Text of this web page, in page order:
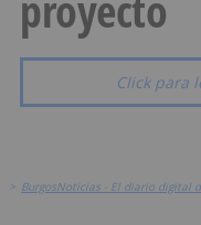
Click para
> BurgosNoticias - El diario digital